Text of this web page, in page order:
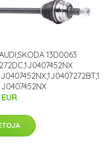
13D0063